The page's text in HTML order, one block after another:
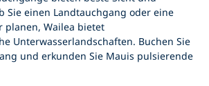
Sie einen Landtauchgang oder eine
planen, Wailea bietet
Unterwasserlandschaften. Buchen Sie
und erkunden Sie Mauis pulsierende